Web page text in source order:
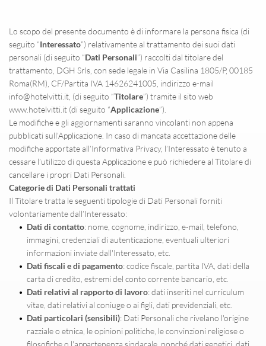
Lo scopo del presente documento è di informare la persona fisica (di
seguito “Interessato”) relativamente al trattamento dei suoi dati
personali (di seguito “Dati Personali”) raccolti dal titolare del
trattamento, DGH Srls, con sede legale in Via Casilina 1805/P, 00185
Roma(RM), CF/Partita IVA 14626241005, indirizzo e-mail
info@hotelvitti.it, (di seguito “Titolare”) tramite il sito web
www.hotelvitti.it (di seguito “Applicazione”).
Le modifiche e gli aggiornamenti saranno vincolanti non appena
pubblicati sull’Applicazione. In caso di mancata accettazione delle
modifiche apportate all’Informativa Privacy, l’Interessato è tenuto a
cessare l’utilizzo di questa Applicazione e può richiedere al Titolare di
cancellare i propri Dati Personali.
Categorie di Dati Personali trattati
Il Titolare tratta le seguenti tipologie di Dati Personali forniti
volontariamente dall’Interessato:
Dati di contatto: nome, cognome, indirizzo, e-mail, telefono,
immagini, credenziali di autenticazione, eventuali ulteriori
informazioni inviate dall'Interessato, etc.
Dati fiscali e di pagamento: codice fiscale, partita IVA, dati della
carta di credito, estremi del conto corrente bancario, etc.
Dati relativi al rapporto di lavoro: dati inseriti nel curriculum
vitae, dati relativi al coniuge o ai figli, dati previdenziali, etc.
Dati particolari (sensibili): Dati Personali che rivelano l'origine
razziale o etnica, le opinioni politiche, le convinzioni religiose o